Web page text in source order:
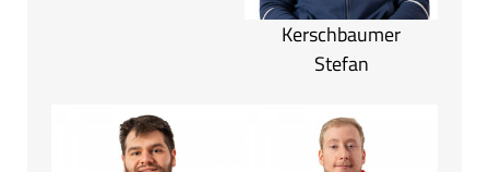
Kerschbaumer
Stefan